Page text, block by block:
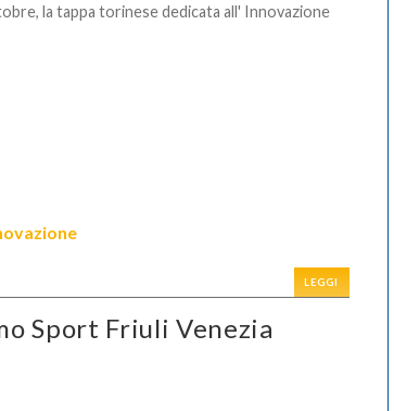
la tappa torinese dedicata all' Innovazione
LEGGI
Sport Friuli Venezia